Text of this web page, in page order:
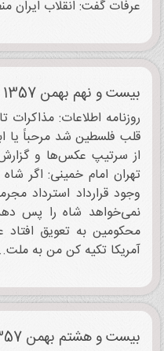
عرفات گفت: انقلاب ایران
بیست و نهم بهمن 1357
روزنامه اطلاعات: مذاکرات
قلب فلسطین شد مرحباً یا
از سرتیپ عکس‌ها و
تهران امام خمینی: اگر شاه
وجود قرارداد استرداد
نمی‌خواهد شاه را پس
محکومین به تعویق افتاد
آمریکا تکیه کن من به ملت...
بیست و هشتم بهمن 1357